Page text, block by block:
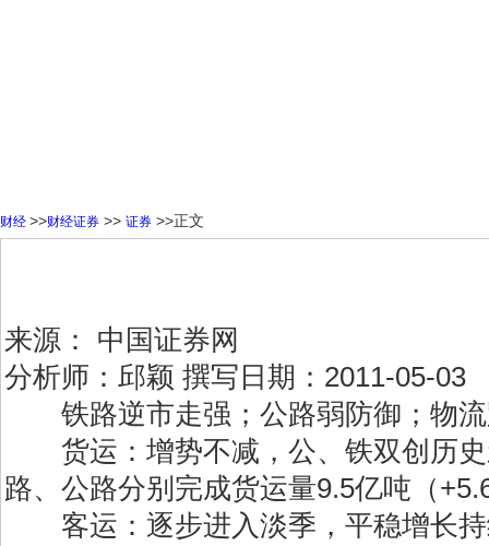
财经 >>财经证券 >> 证券 >>正文
来源：
中国证券网
分析师：邱颖 撰写日期：2011-05-03
铁路逆市走强；公路弱防御；物流
货运：增势不减，公、铁双创历史
路、公路分别完成货运量9.5亿吨（
客运：逐步进入淡季，平稳增长持